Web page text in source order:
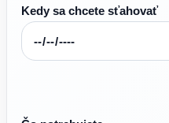
Kedy sa chcete sťahovať